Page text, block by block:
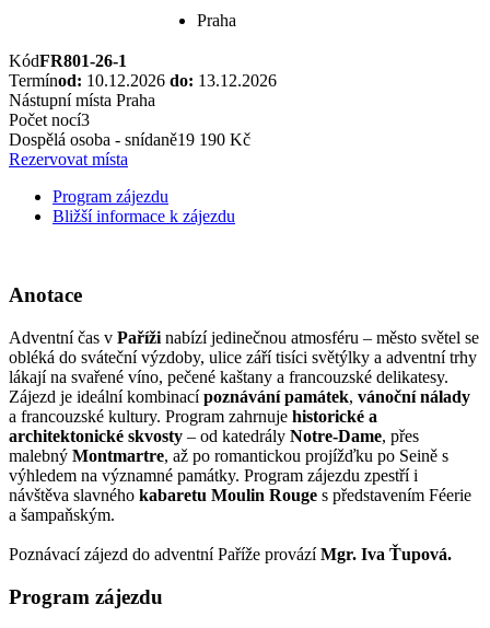
Praha
KódFR801-26-1
Termínod: 10.12.2026 do: 13.12.2026
Nástupní místa Praha
Počet nocí3
Dospělá osoba - snídaně19 190 Kč
Rezervovat místa
Program zájezdu
Bližší informace k zájezdu
Anotace
Adventní čas v Paříži nabízí jedinečnou atmosféru – město světel se
obléká do sváteční výzdoby, ulice září tisíci světýlky a adventní trhy
lákají na svařené víno, pečené kaštany a francouzské delikatesy.
Zájezd je ideální kombinacípoznávání památek, vánoční nálady
a francouzské kultury. Program zahrnuje historické a
architektonické skvosty – od katedrály Notre-Dame, přes
malebný Montmartre, až po romantickou projížďku po Seině s
výhledem na významné památky. Program zájezdu zpestří i
návštěva slavného kabaretu Moulin Rouge s představením Féerie
a šampaňským.
Poznávací zájezd do adventní Paříže provázíMgr. Iva Ťupová.
Program zájezdu